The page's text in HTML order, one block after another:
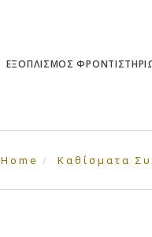
ΕΞΟΠΛΙΣΜΟΣ
Home Καθίσματα